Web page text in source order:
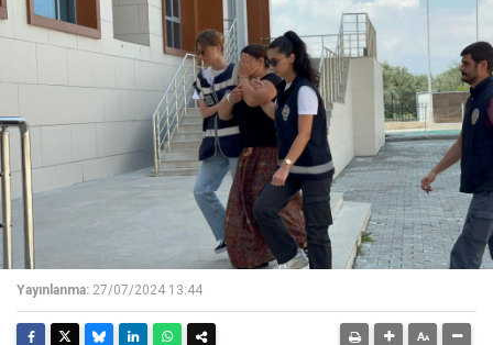
Yayınlanma: 27/07/2024 13:44